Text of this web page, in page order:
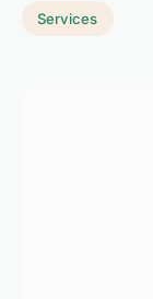
Services